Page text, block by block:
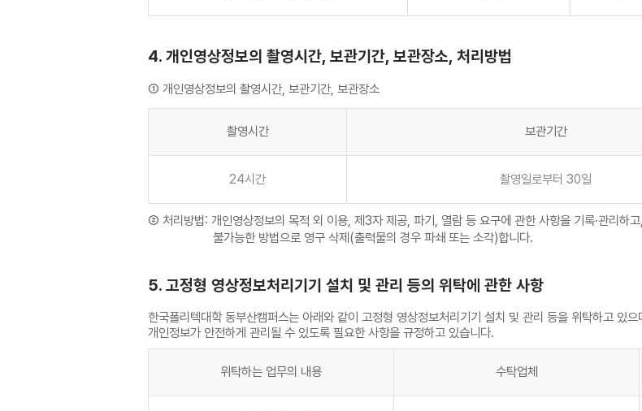
4. 개인영상정보의 촬영시간, 보관기간, 보관장소, 처리방법
① 개인영상정보의 촬영시간, 보관기간, 보관장소
촬영시간 보관기간
24시간 촬영일로부터 30일
② 처리방법: 개인영상정보의 목적 외 이용, 제3자 제공, 파기, 열람 등 요구에 관한 사항을 기록·관리하
불가능한 방법으로 영구 삭제(출력물의 경우 파쇄 또는 소각)합니다.
5. 고정형 영상정보처리기기 설치 및 관리 등의 위탁에 관한 사항
한국폴리텍대학 동부산캠퍼스는 아래와 같이 고정형 영상정보처리기기 설치 및 관리 등을 위탁하고 있
개인정보가 안전하게 관리될 수 있도록 필요한 사항을 규정하고 있습니다.
위탁하는 업무의 내용 수탁업체